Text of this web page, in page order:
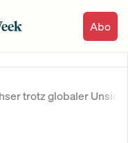
Abo
trotz globaler